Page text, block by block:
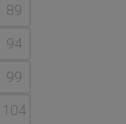
89
94
99
104